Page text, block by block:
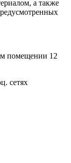
а также
помещении 12
сетях